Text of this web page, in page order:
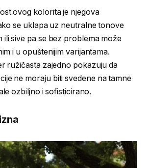
ovog kolorita je njegova
se uklapa uz neutralne tonove
ili sive pa se bez problema može
i u opuštenijim varijantama.
ružičasta zajedno pokazuju da
ne moraju biti svedene na tamne
ozbiljno i sofisticirano.